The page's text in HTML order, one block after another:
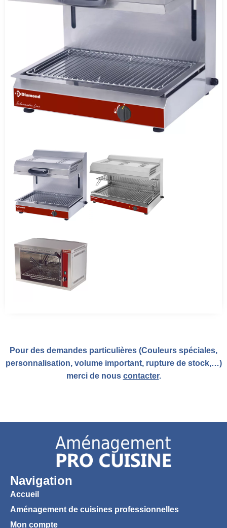
Pour des demandes particulières (Couleurs spéciales,
personnalisation, volume important, rupture de stock,…)
merci de nous contacter.
Navigation
Accueil
Aménagement de cuisines professionnelles
Mon compte